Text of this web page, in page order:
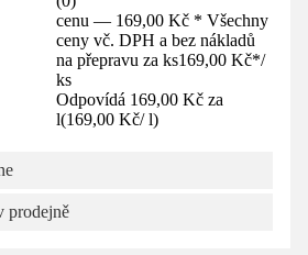
cenu — 169,00 Kč * Všechny
ceny vč. DPH a bez nákladů
na přepravu za ks169,00 Kč*/
ks
Odpovídá 169,00 Kč za
l(169,00 Kč/ l)
prodejně